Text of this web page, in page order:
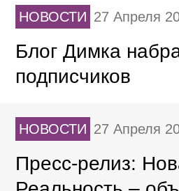
НОВОСТИ 27 Апреля
Блог Димка
подписчиков
НОВОСТИ 27 Апреля
Пресс-релиз: